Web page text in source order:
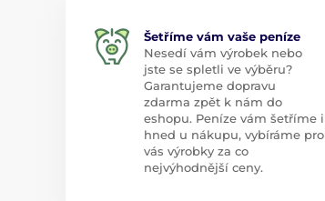
Šetříme vám vaše peníze
Nesedí vám výrobek nebo
jste se spletli ve výběru?
Garantujeme dopravu
zdarma zpět k nám do
eshopu. Peníze vám šetříme i
hned u nákupu, vybíráme pro
vás výrobky za co
nejvýhodnější ceny.